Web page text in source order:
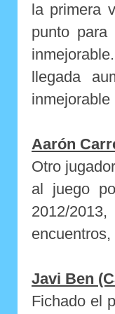
la primera
punto
llegada
inmejorable
Aarón
Otro
al juego
2012/
Javi Ben
Fichado el